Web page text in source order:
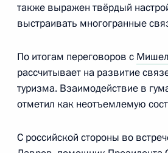
В Госдуму на ратификацию
и Ливаном о передаче лиц,
Встреча с главой
14 мая 2015 года, 18:20
также выражен твёрдый
выстраивать многогранные
По итогам переговоров с
рассчитывает на развитие
туризма. Взаимодействие в
отметил как неотъемлемую
С российской стороны во